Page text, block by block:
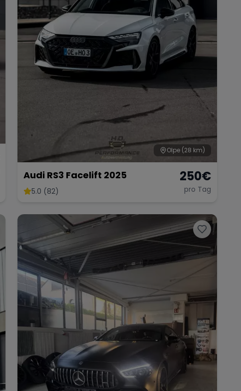
Olpe (28 km)
Audi RS3 Facelift 2025
5.0 (82)
250€
pro Tag